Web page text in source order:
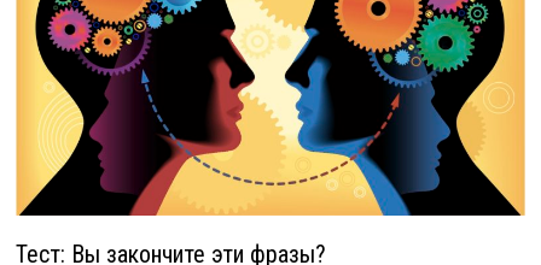
Тест: Вы закончите эти фразы?